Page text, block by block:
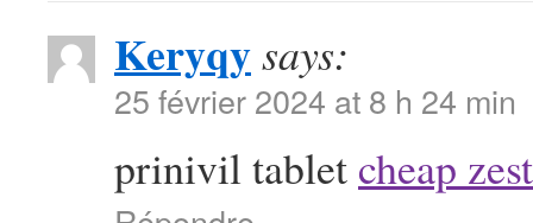
Keryqysays:
25 février 2024 at 8 h 24 min
prinivil tablet cheap